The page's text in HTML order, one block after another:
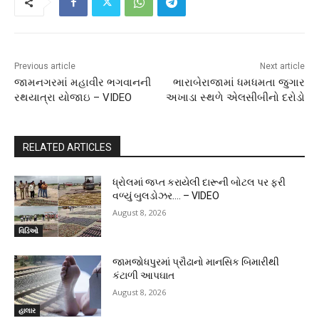
Previous article
જામનગરમાં મહાવીર ભગવાનની
રથયાત્રા યોજાઇ – VIDEO
Next article
ભારાબેરાજામાં ધમધમતા જુગાર
અખાડા સ્થળે એલસીબીનો દરોડો
RELATED ARTICLES
વિડિઓ
ધ્રોલમાં જપ્ત કરાયેલી દારૂની બોટલ પર ફરી
વળ્યું બુલડોઝર…. – VIDEO
August 8, 2026
હાલાર
જામજોધપુરમાં પ્રૌઢાનો માનસિક બિમારીથી
કંટાળી આપઘાત
August 8, 2026